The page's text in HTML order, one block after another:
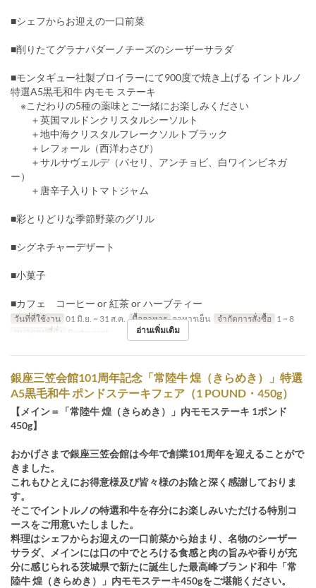
■シェフからお迎えの一口前菜
■削りたてグラナパダーノチーズのシーザーサラダ
■モンタギュー社製ブロイラーにて900度で焼き上げる イントルノ
特選A5黒毛和牛 内モモ ステーキ
※こだわりの5種の薬味とご一緒にお楽しみください
＋英国マルドンクリスタルシーソルト
＋地中海クリスタルフレークソルトブラック
＋レフォール（西洋わさび）
＋サルサヴェルデ（パセリ、アンチョビ、白ワインビネガ
ー）
＋唐辛子入りトマトジャム
■彩とりどりな季節野菜のグリル
■シグネチャーデザート
■小菓子
■カフェ コーヒー or 紅茶 or ハーブティー
วันที่ที่ใช้งาน 01 มิ.ย. ~ 31 ส.ค. มื้ออาหาร อาหารเย็น จำกัดการสั่งซื้อ 1 ~ 8
หมวดหมู่ที่นั่ง
Restaurant อ่านเพิ่มเติม
銀座三笠会館101周年記念「常陸牛 煌（きらめき）」特選
A5黒毛和牛 ポンドステーキフェア（1 POUND・450g）
【メイン＝「常陸牛 煌（きらめき）」内モモステーキ 1ポンド
450g】
おかげさまで銀座三笠会館は今年で創業101周年を迎えることがで
きました。
これもひとえにお得意様及び皆々様のお陰と深く感謝しておりま
す。
そこでイントルノの特選和牛を存分にお楽しみいただける特別コ
ースをご用意いたしました。
料理はシェフからお迎えの一口前菜から始まり、名物のシーザー
サラダ、メインには口の中でとろける食感と肉の旨みや香りが充
分に感じられる茨城県で新たに誕生した最高峰ブランド和牛「常
陸牛 煌（きらめき）」内モモステーキ450gをご堪能ください。